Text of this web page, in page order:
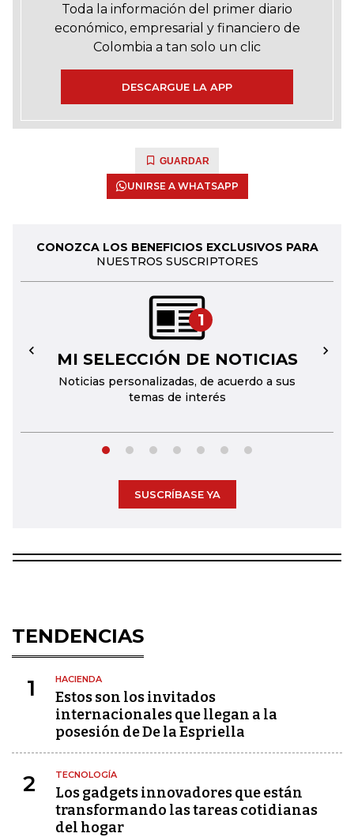
Toda la información del primer diario
económico, empresarial y financiero de
Colombia a tan solo un clic
DESCARGUE LA APP
GUARDAR
UNIRSE A WHATSAPP
CONOZCA LOS BENEFICIOS EXCLUSIVOS PARA
NUESTROS SUSCRIPTORES
1
MI SELECCIÓN DE NOTICIAS
Noticias personalizadas, de acuerdo a sus
temas de interés
← →
SUSCRÍBASE YA
TENDENCIAS
1 HACIENDA
Estos son los invitados
internacionales que llegan a la
posesión de De la Espriella
2 TECNOLOGÍA
Los gadgets innovadores que están
transformando las tareas cotidianas
del hogar